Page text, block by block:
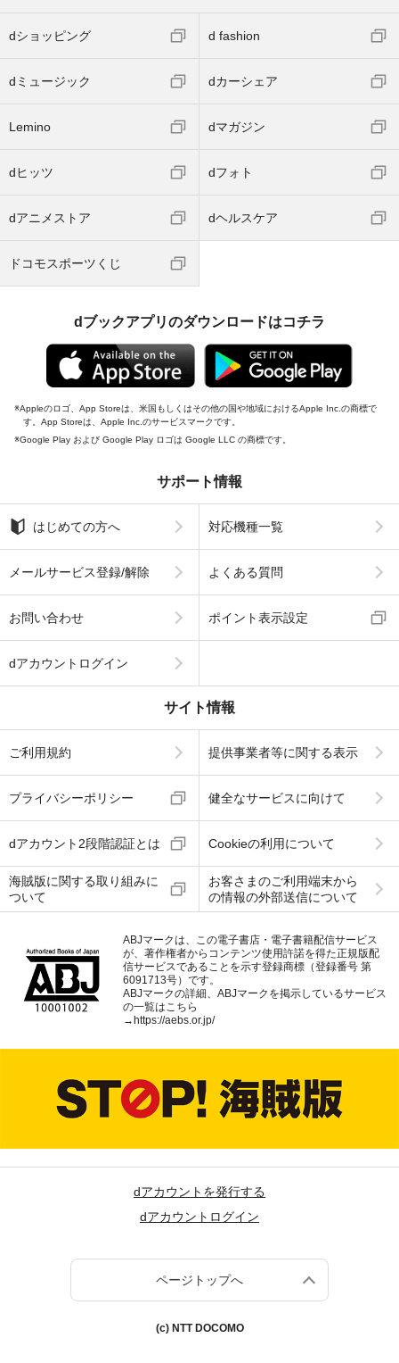
dショッピング d fashion
dミュージック dカーシェア
Lemino dマガジン
dヒッツ dフォト
dアニメストア dヘルスケア
ドコモスポーツくじ
dブックアプリのダウンロードはコチラ
Appleのロゴ、App Storeは、米国もしくはその他の国や地域におけるApple Inc.の商標で
す。App Storeは、Apple Inc.のサービスマークです。
Google Play および Google Play ロゴは Google LLC の商標です。
サポート情報
はじめての方へ 対応機種一覧
メールサービス登録/解除 よくある質問
お問い合わせ ポイント表示設定
dアカウントログイン
サイト情報
ご利用規約 提供事業者等に関する表示
プライバシーポリシー 健全なサービスに向けて
dアカウント2段階認証とは Cookieの利用について
海賊版に関する取り組みに
ついて
お客さまのご利用端末から
の情報の外部送信について
ABJマークは、この電子書店・電子書籍配信サービス
が、著作権者からコンテンツ使用許諾を得た正規版配
信サービスであることを示す登録商標（登録番号 第
6091713号）です。
ABJマークの詳細、ABJマークを掲示しているサービス
の一覧はこちら
→ https://aebs.or.jp/
dアカウントを発行する
dアカウントログイン
ページトップへ
(c) NTT DOCOMO